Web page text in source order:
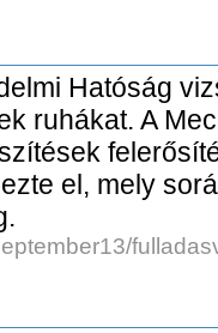
Hatóság
ruhákat. A
el, mely